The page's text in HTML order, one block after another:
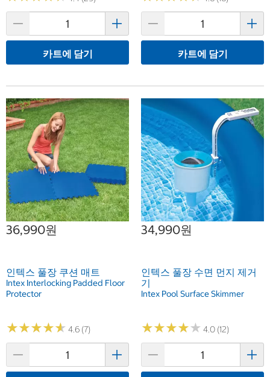
카트에 담기 카트에 담기
36,990원
인텍스 풀장 쿠션 매트
Intex Interlocking Padded Floor
Protector
★★★★★
★★★★★ 4.6 (7)
34,990원
인텍스 풀장 수면 먼지 제거
기
Intex Pool Surface Skimmer
★★★★★
★★★★★ 4.0 (12)